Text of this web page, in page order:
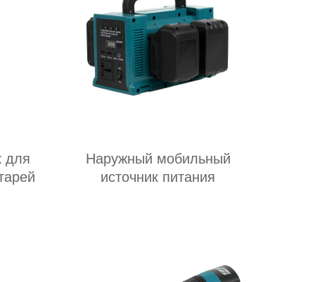
для
Наружный мобильный
источник питания